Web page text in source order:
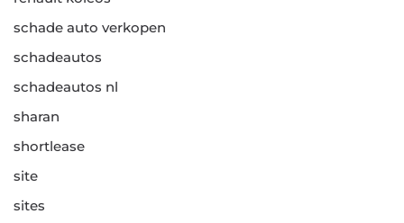
schade auto verkopen
schadeautos
schadeautos nl
sharan
shortlease
site
sites